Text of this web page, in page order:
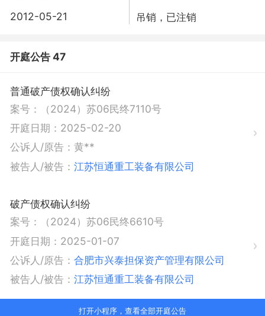
2012-05-21
吊销，已注销
开庭公告 47
普通破产债权确认纠纷
案号：
（2024）苏06民终7110号
开庭日期： 2025-02-20
公诉人/原告： 黄**
被告人/被告： 江苏恒通重工装备有限公司
破产债权确认纠纷
案号：
（2024）苏06民终6610号
开庭日期： 2025-01-07
公诉人/原告： 合肥市兴泰担保资产管理有限公司
被告人/被告： 江苏恒通重工装备有限公司
打开小程序，查看全部开庭公告